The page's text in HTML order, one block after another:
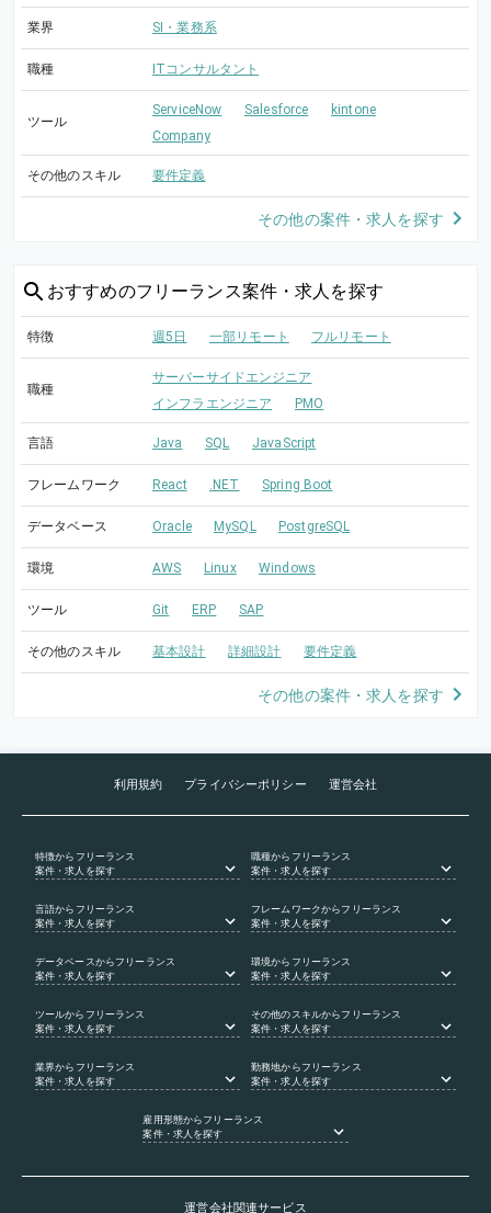
業界 SI・業務系
職種 ITコンサルタント
ツール
ServiceNow Salesforce
kintone
Company
その他のスキル 要件定義
その他の案件・求人を探す
おすすめのフリーランス案件・求人を探す
特徴 週5日 一部リモート フルリモート
職種
サーバーサイドエンジニア
インフラエンジニア
PMO
言語 Java SQL JavaScript
フレームワーク React .NET Spring Boot
データベース Oracle MySQL PostgreSQL
環境 AWS Linux Windows
ツール Git ERP SAP
その他のスキル 基本設計 詳細設計 要件定義
その他の案件・求人を探す
利用規約 プライバシーポリシー 運営会社
特徴からフリーランス
案件・求人を探す
職種からフリーランス
案件・求人を探す
言語からフリーランス
案件・求人を探す
フレームワークからフリーランス
案件・求人を探す
データベース からフリーランス
案件・求人を探す
環境からフリーランス
案件・求人を探す
ツールからフリーランス
案件・求人を探す
その他のスキルからフリーランス
案件・求人を探す
業界からフリーランス
案件・求人を探す
勤務地からフリーランス
案件・求人を探す
雇用形態からフリーランス
案件・求人を探す
運営会社関連サービス